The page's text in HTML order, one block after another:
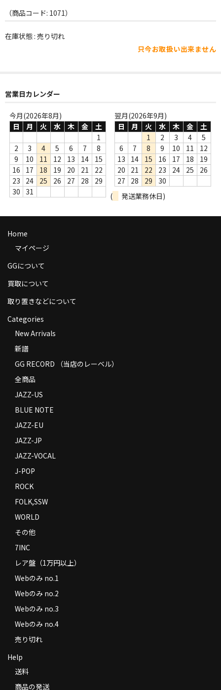
FOLK,SSW
レア盤（1万円以上）
Webのみ no.1
Webのみ no.2
Webのみ no.3
Webのみ no.4
売り切れ
Help
送料
返品
コンディション
特定商取引法に基づく表示
Contact
（商品コード: 1071）
在庫状態 : 売り切れ
只今お取扱い出来ません
営業日カレンダー
今月(2026年8月)
日
月 火 水 木 金
土
1
2
3 4 5 6 7
8
9
10 11 12 13 14
15
16
17 18 19 20 21
22
23
24 25 26 27 28
29
30
31
翌月(2026年9月)
日
月 火 水 木 金
土
1
2 3 4
5
6
7 8 9 10 11
12
13
14 15 16 17 18
19
20
21 22 23 24 25
26
27
28 29
30
(
発送業務休日)
Home
マイページ
GGについて
買取について
取り置きなどについて
Categories
New Arrivals
新譜
GG RECORD （当店のレーベル）
全商品
JAZZ-US
BLUE NOTE
JAZZ-EU
JAZZ-JP
JAZZ-VOCAL
J-POP
ROCK
FOLK,SSW
WORLD
その他
7INC
レア盤（1万円以上）
Webのみ no.1
Webのみ no.2
Webのみ no.3
Webのみ no.4
売り切れ
Help
送料
商品の発送